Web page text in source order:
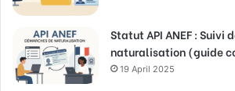
Statut API ANEF : Suivi
naturalisation (guide
19 April 2025